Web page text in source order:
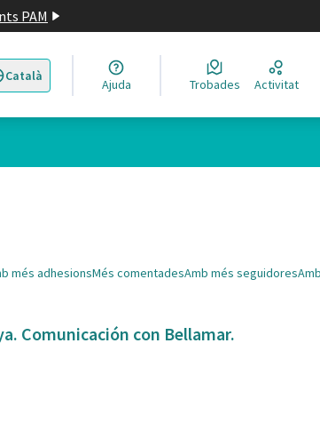
PAM
Català
la llengua Elegir el idioma
Ajuda Trobades Activitat
més adhesionsMés comentadesAmb més seguidores
Comunicación con Bellamar.